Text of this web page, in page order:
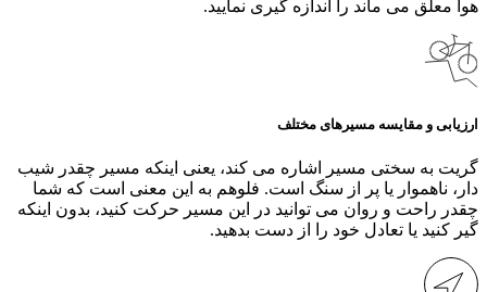
هوا معلق می‌ ماند را اندازه‌ گیری نمایید.
ارزیابی و مقایسه مسیرهای مختلف
گریت به سختی مسیر اشاره می‌ کند، یعنی اینکه مسیر چقدر شیب‌
دار، ناهموار یا پر از سنگ است. فلوهم به این معنی است که شما
چقدر راحت و روان می‌ توانید در این مسیر حرکت کنید، بدون اینکه
گیر کنید یا تعادل خود را از دست بدهید.